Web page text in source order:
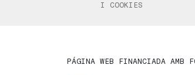
I COOKIES
PÁGINA WEB FINANCIADA AMB